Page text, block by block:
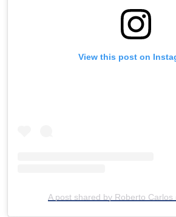
View this post on
A post shared by Roberto Carlos